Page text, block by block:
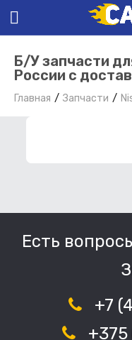
Б/У запчасти
России с
Главная Запчасти
Есть
+7